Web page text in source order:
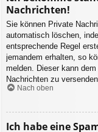
Nachrichten!
Sie können Private
automatisch löschen,
entsprechende Regel
jemandem erhalten, so
melden. Dieser kann
Nachrichten zu
Nach oben
Ich habe eine